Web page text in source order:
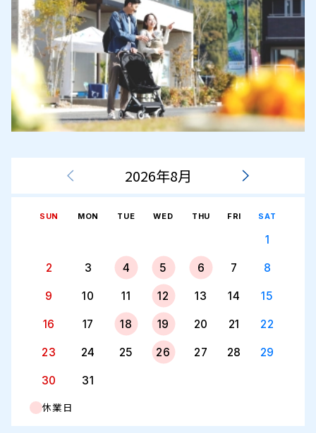
2026年8月
SUN MON TUE WED THU FRI SAT
1
2 3 4 5 6 7 8
9 10 11 12 13 14 15
16 17 18 19 20 21 22
23 24 25 26 27 28 29
30 31
休業日